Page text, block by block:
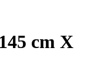
cm X